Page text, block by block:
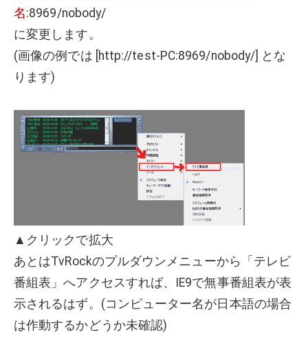
名 :8969/nobody/
に変更します。
(画像の例では [http://test-PC:8969/nobody/] とな
ります)
▲クリックで拡大
あとはTvRockのプルダウンメニューから「テレビ
番組表」へアクセスすれば、IE9で無事番組表が表
示されるはず。(コンピューター名が日本語の場合
は作動するかどうか未確認)